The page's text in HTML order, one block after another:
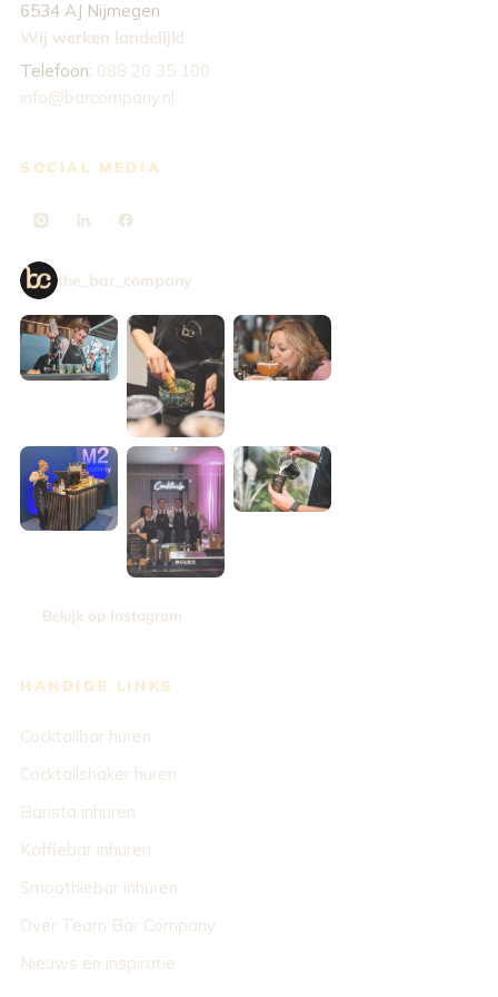
6534 AJ Nijmegen
Wij werken landelijk!
Telefoon: 088 20 35 100
info@barcompany.nl
SOCIAL MEDIA
the_bar_company
Bekijk op Instagram
HANDIGE LINKS
Cocktailbar huren
Cocktailshaker huren
Barista inhuren
Koffiebar inhuren
Smoothiebar inhuren
Over Team Bar Company
Nieuws en inspiratie